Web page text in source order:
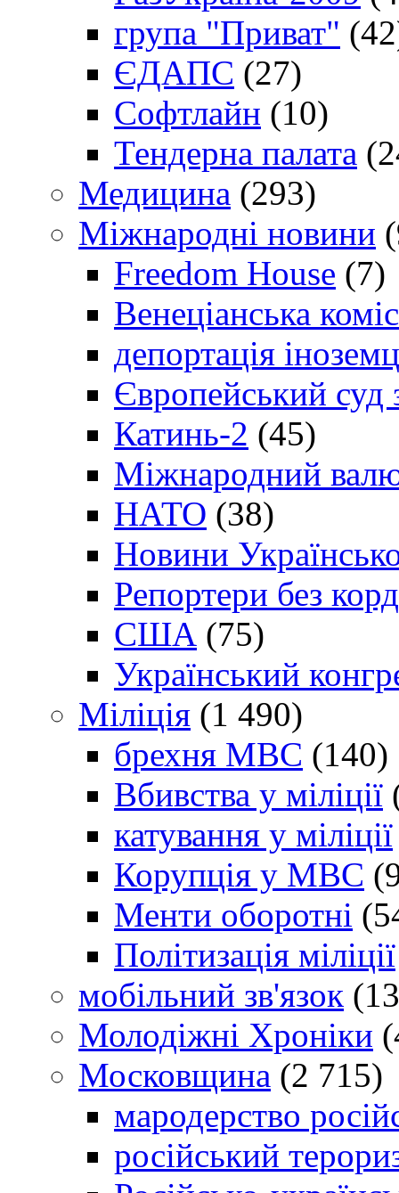
група "Приват"
ЄДАПС (27)
Софтлайн (10)
Тендерна палата
Медицина (293)
Міжнародні новини
Freedom House (7)
Венеціанська
депортація
Європейський
Катинь-2 (45)
Міжнародний
НАТО (38)
Новини
Репортери без
США (75)
Український
Міліція (1 490)
брехня МВС (140)
Вбивства у міліції
катування у міліції
Корупція у МВС
Менти оборотні
Політизація міліції
мобільний зв'язок
Молодіжні Хроніки
Московщина (2 715)
мародерство
російський